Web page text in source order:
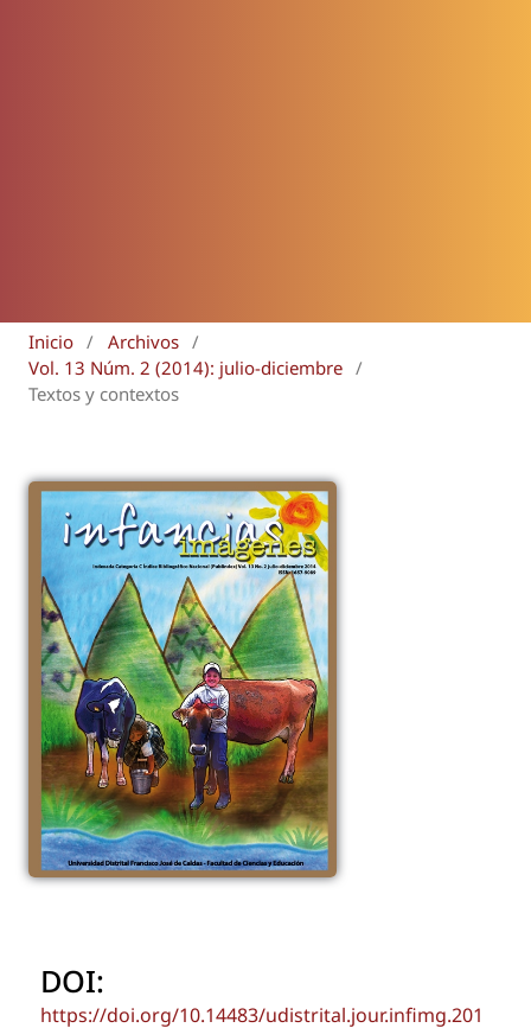
Inicio / Archivos /
Vol. 13 Núm. 2 (2014): julio-diciembre /
Textos y contextos
DOI:
https://doi.org/10.14483/udistrital.jour.infimg.201